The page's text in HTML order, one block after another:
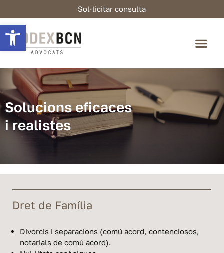
Obre la barra d'eines
Sol·licitar consulta
Solucions eficaces
i realistes
Dret de Família
Divorcis i separacions (comú acord, contenciosos,
notarials de comú acord).